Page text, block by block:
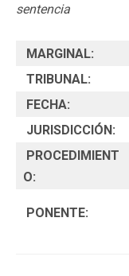
sentencia
MARGINAL:
TRIBUNAL:
FECHA:
JURISDICCIÓN:
PROCEDIMIENT
O:
PONENTE: